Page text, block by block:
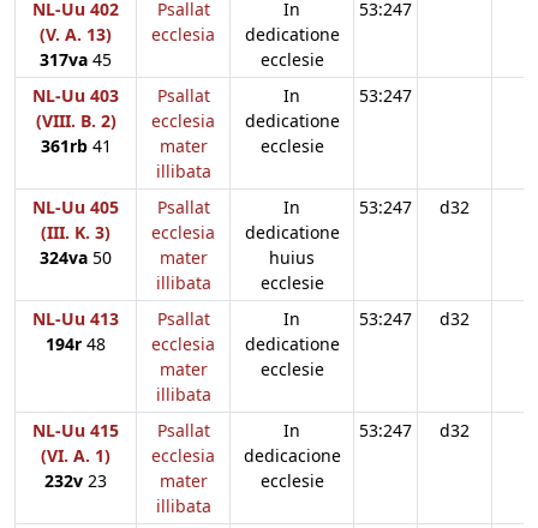
NL-Uu 402
(V. A. 13)
317va 45
Psallat
ecclesia
In
dedicatione
ecclesie
53:247
NL-Uu 403
(VIII. B. 2)
361rb41
Psallat
ecclesia
mater
illibata
In
dedicatione
ecclesie
53:247
NL-Uu 405
(III. K. 3)
324va 50
Psallat
ecclesia
mater
illibata
In
dedicatione
huius
ecclesie
53:247 d32
NL-Uu 413
194r 48
Psallat
ecclesia
mater
illibata
In
dedicatione
ecclesie
53:247 d32
NL-Uu 415
(VI. A. 1)
232v 23
Psallat
ecclesia
mater
illibata
In
dedicacione
ecclesie
53:247 d32